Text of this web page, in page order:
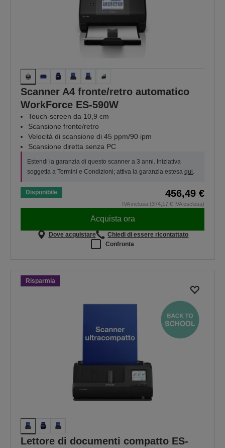
Scanner A4 fronte/retro automatico
WorkForce ES-590W
Touch-screen da 10,9 cm
Scansione fronte/retro
Velocità di scansione di 45 ppm/90 ipm
Scansione diretta senza PC
Estendi la garanzia di questo scanner a 3 anni. Iniziativa
soggetta a Termini e Condizioni; attiva la garanzia estesa qui
Disponibile 456,49 €
IVA inclusa (374,17 € IVA esclusa)
Acquista ora
Dove acquistare
Chiedi di essere ricontattato
Confronta
Risparmia
Lettore di documenti compatto ES-